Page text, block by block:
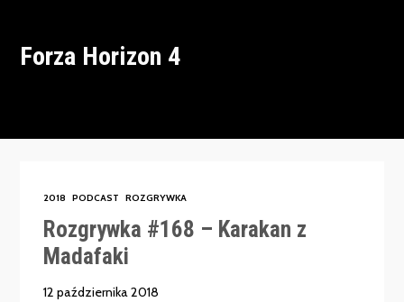
Archiwum
Forza Horizon 4
2018 PODCAST ROZGRYWKA
Rozgrywka #168 – Karakan z
Madafaki
12 października 2018